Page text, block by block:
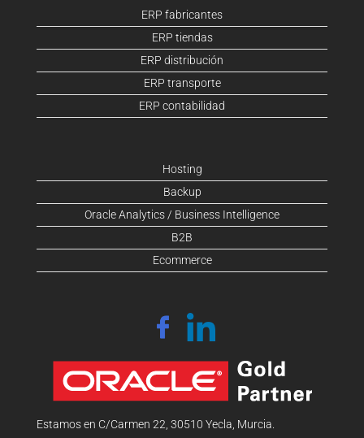
ERP fabricantes
ERP tiendas
ERP distribución
ERP transporte
ERP contabilidad
Hosting
Backup
Oracle Analytics / Business Intelligence
B2B
Ecommerce
Estamos en C/Carmen 22, 30510 Yecla, Murcia.